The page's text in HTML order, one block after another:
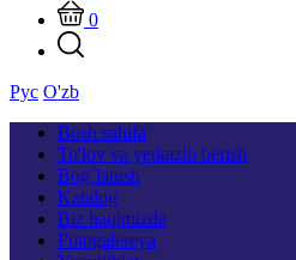
0
Рус O'zb
Bosh sahifa
To'lov va yetkazib berish
Bog`lanish
Katalog
Biz haqimizda
Fotogalereya